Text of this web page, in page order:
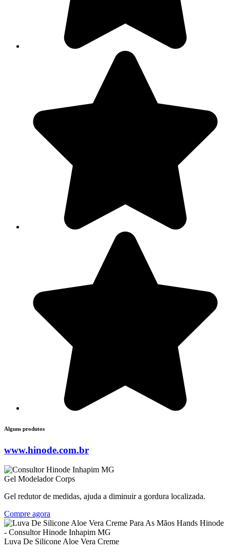
Alguns produtos
www.hinode.com.br
Gel Modelador Corps
Gel redutor de medidas, ajuda a diminuir a gordura localizada.
Compre agora
Luva De Silicone Aloe Vera Creme